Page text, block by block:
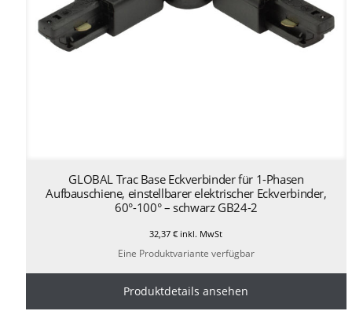
GLOBAL Trac Base Eckverbinder für 1-Phasen
Aufbauschiene, einstellbarer elektrischer Eckverbinder,
60°-100° – schwarz GB24-2
32,37€ inkl. MwSt
Eine Produktvariante verfügbar
Produktdetails ansehen